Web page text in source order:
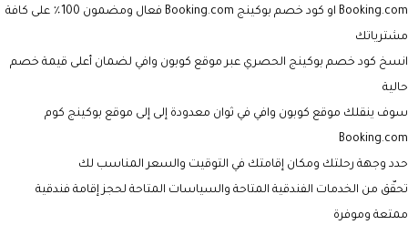
Booking.com او كود خصم بوكينج Booking.com فعال ومضمون 100٪ على كافة
مشترياتك
انسخ كود خصم بوكينج الحصري عبر موقع كوبون وافي لضمان أعلى قيمة خصم
حالية
سوف ينقلك موقع كوبون وافي في ثوان معدودة إلى إلى موقع بوكينج كوم
Booking.com
حدد وجهة رحلتك ومكان إقامتك في التوقيت والسعر المناسب لك
تحقّق من الخدمات الفندقية المتاحة والسياسات المتاحة لحجز إقامة فندقية
ممتعة وموفرة